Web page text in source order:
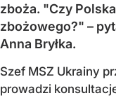
zboża. "Czy
zbożowego?" –
Anna Bryłka.
Szef MSZ Ukrainy
prowadzi